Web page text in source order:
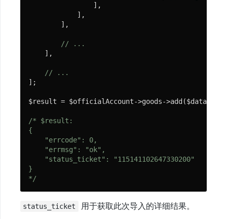
                ],
            ],
        ],
// ...
    ],
// ...
];
$result = $officialAccount->goods->add($data);
/* $result:
{
    "errcode": 0,
    "errmsg": "ok",
    "status_ticket": "115141102647330200"
}
*/
status_ticket 用于获取此次导入的详细结果。